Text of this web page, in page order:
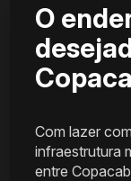
O
Com lazer
infraestrutura
entre